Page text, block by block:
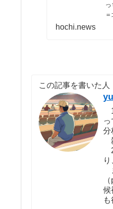
hochi.news
この記事を書いた人
分
候